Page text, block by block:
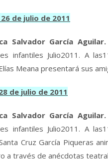
26 de julio de 2011
Salvador García Aguilar.
infantiles Julio2011. A
Meana presentará sus
de julio de 2011
Salvador García Aguilar.
infantiles Julio2011. A
Cruz García Piqueras
a través de anécdotas